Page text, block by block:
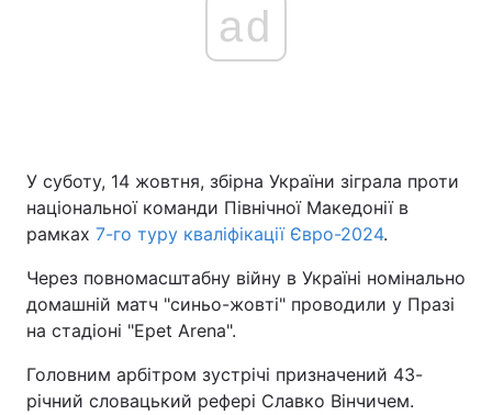
Головна Війна
Економіка Світ
Техно і зв'язок Лайт
ad
У суботу, 14 жовтня, збірна України зіграла проти
національної команди Північної Македонії в
рамках 7-го туру кваліфікації Євро-2024.
Через повномасштабну війну в Україні номінально
домашній матч "синьо-жовті" проводили у Празі
на стадіоні "Epet Arena".
Головним арбітром зустрічі призначений 43-
річний словацький рефері Славко Вінчичем.